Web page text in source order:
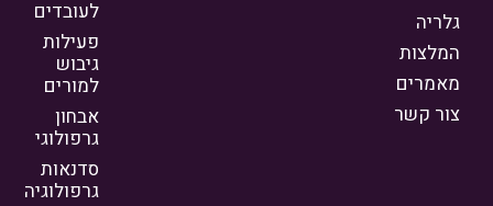
גלריה
המלצות
מאמרים
צור קשר
לעובדים
פעילות
גיבוש
למורים
אבחון
גרפולוגי
סדנאות
גרפולוגיה